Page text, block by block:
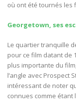
où ont été tournés les
Georgetown, ses
Le quartier tranquille
pour ce film datant de
plus importante du
l’angle avec Prospect
intéressant de noter
connues comme étant